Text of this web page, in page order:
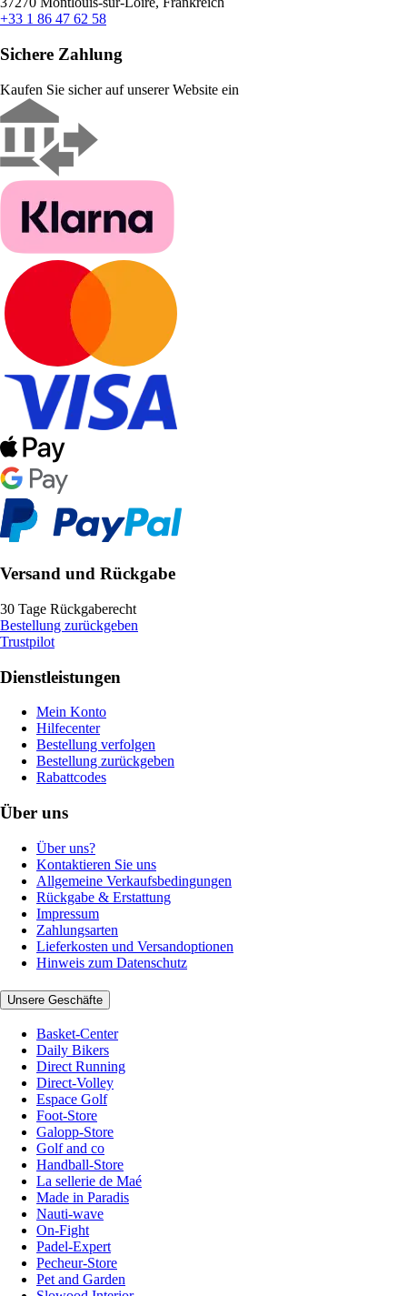
+33 1 86 47 62 58
Sichere Zahlung
Kaufen Sie sicher auf unserer Website ein
Versand und Rückgabe
30 Tage Rückgaberecht
Bestellung zurückgeben
Trustpilot
Dienstleistungen
Mein Konto
Hilfecenter
Bestellung verfolgen
Bestellung zurückgeben
Rabattcodes
Über uns
Über uns?
Kontaktieren Sie uns
Allgemeine Verkaufsbedingungen
Rückgabe & Erstattung
Impressum
Zahlungsarten
Lieferkosten und Versandoptionen
Hinweis zum Datenschutz
Unsere Geschäfte
Basket-Center
Daily Bikers
Direct Running
Direct-Volley
Espace Golf
Foot-Store
Galopp-Store
Golf and co
Handball-Store
La sellerie de Maé
Made in Paradis
Nauti-wave
On-Fight
Padel-Expert
Pecheur-Store
Pet and Garden